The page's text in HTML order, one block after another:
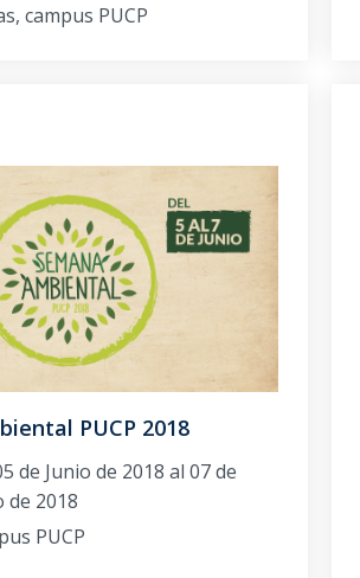
campus PUCP
PUCP 2018
de Junio de 2018 al 07 de
de 2018
PUCP